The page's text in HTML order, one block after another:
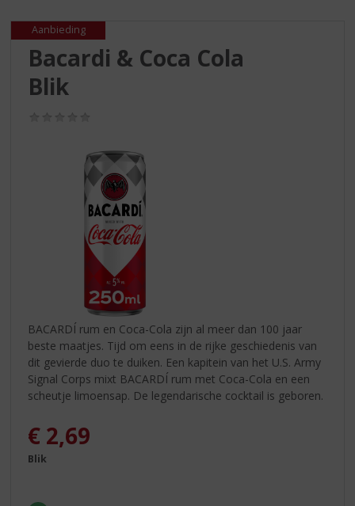
p
Aanbieding
Bacardi & Coca Cola
Blik
BACARDÍ rum en Coca-Cola zijn al meer dan 100 jaar
beste maatjes. Tijd om eens in de rijke geschiedenis van
dit gevierde duo te duiken. Een kapitein van het U.S. Army
Signal Corps mixt BACARDÍ rum met Coca-Cola en een
scheutje limoensap. De legendarische cocktail is geboren.
€ 2,69
Blik